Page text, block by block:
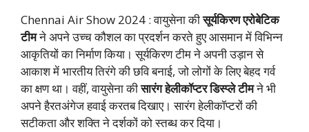
Chennai Air Show 2024 : वायुसेना कीसूर्यकिरण एरोबेटिक
टीमने अपने उच्च कौशल का प्रदर्शन करते हुए आसमान में विभिन्न
आकृतियों का निर्माण किया। सूर्यकिरण टीम ने अपनी उड़ान से
आकाश में भारतीय तिरंगे की छवि बनाई, जो लोगों के लिए बेहद गर्व
का क्षण था। वहीं, वायुसेना कीसारंग हेलीकॉप्टर डिस्प्ले टीमने भी
अपने हैरतअंगेज हवाई करतब दिखाए। सारंग हेलीकॉप्टरों की
सटीकता और शक्ति ने दर्शकों को स्तब्ध कर दिया।